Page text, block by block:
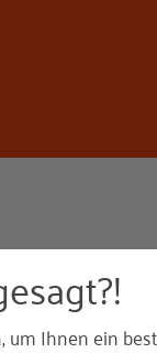
Druck,
Ihnen ein